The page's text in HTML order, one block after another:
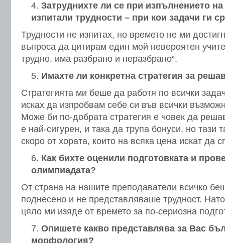
Затруднихте ли се при изпълнението на
изпитали трудности – при кои задачи ги
Трудности не изпитах, но времето не ми
въпроса да цитирам един мой невероятен
трудно, има разбрано и неразбрано“.
Имахте ли конкретна стратегия за
Стратегията ми беше да работя по всички
исках да изпробвам себе си във всички
Може би по-добрата стратегия е човек да
е най-сигурен, и така да трупа бонуси, но тази
скоро от хората, които на всяка цена искат да
Как бихте оценили подготовката и
олимпиадата?
От страна на нашите преподаватели всичко
поднесено и не представляваше трудност.
цяло ми изяде от времето за по-сериозна
Опишете какво представлява за Вас
морфология?